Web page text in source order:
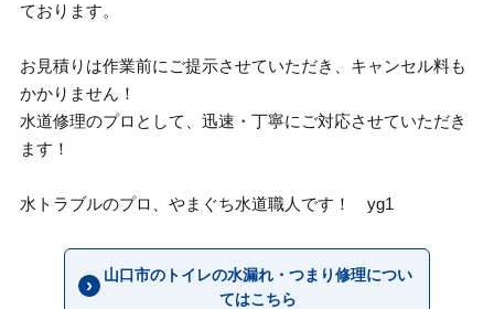
ております。
お見積りは作業前にご提示させていただき、キャンセル料も
かかりません！
水道修理のプロとして、迅速・丁寧にご対応させていただき
ます！
水トラブルのプロ、やまぐち水道職人です！ yg1
山口市のトイレの水漏れ・つまり修理につい
てはこちら